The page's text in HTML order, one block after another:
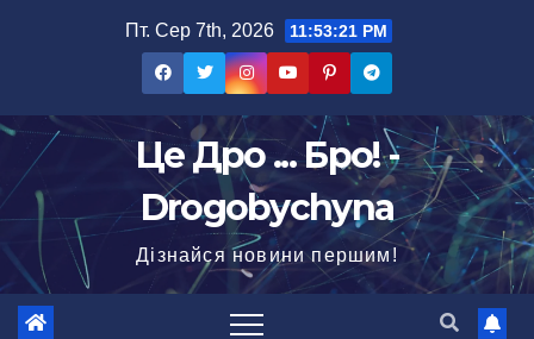
Пт. Сер 7th, 2026 11:53:22 PM
Це Дро ... Бро! -
Drogobychyna
Дізнайся новини першим!